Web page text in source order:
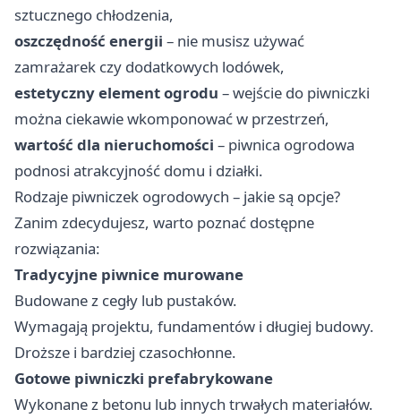
sztucznego chłodzenia,
oszczędność energii – nie musisz używać
zamrażarek czy dodatkowych lodówek,
estetyczny element ogrodu – wejście do piwniczki
można ciekawie wkomponować w przestrzeń,
wartość dla nieruchomości – piwnica ogrodowa
podnosi atrakcyjność domu i działki.
Rodzaje piwniczek ogrodowych – jakie są opcje?
Zanim zdecydujesz, warto poznać dostępne
rozwiązania:
Tradycyjne piwnice murowane
Budowane z cegły lub pustaków.
Wymagają projektu, fundamentów i długiej budowy.
Droższe i bardziej czasochłonne.
Gotowe piwniczki prefabrykowane
Wykonane z betonu lub innych trwałych materiałów.